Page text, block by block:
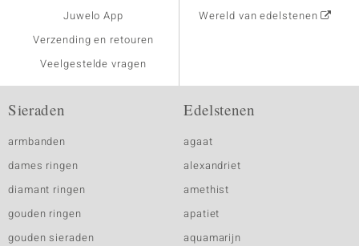
Juwelo App
Verzending en retouren
Veelgestelde vragen
Wereld van edelstenen
Sieraden
armbanden
dames ringen
diamant ringen
gouden ringen
gouden sieraden
Edelstenen
agaat
alexandriet
amethist
apatiet
aquamarijn